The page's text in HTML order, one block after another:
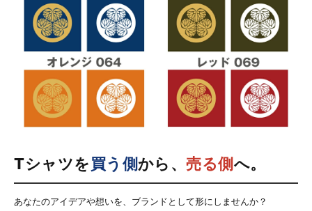
Tシャツを買う側から、売る側へ。
あなたのアイデアや想いを、ブランドとして形にしませんか？